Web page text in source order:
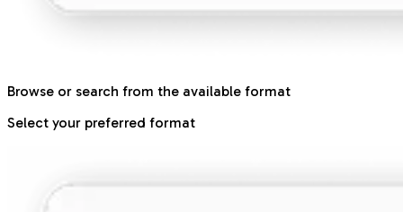
Browse or search from the available format
Select your preferred format